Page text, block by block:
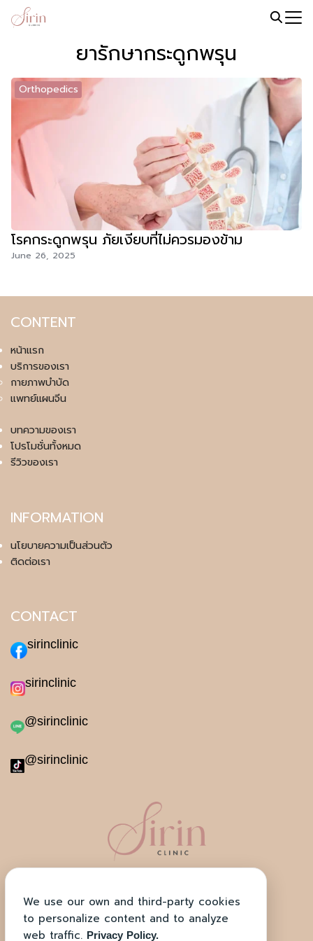
ยารักษากระดูกพรุน
Orthopedics
โรคกระดูกพรุน ภัยเงียบที่ไม่ควรมองข้าม
June 26, 2025
CONTENT
หน้าแรก
บริการของเรา
กายภาพบำบัด
แพทย์แผนจีน
บทความของเรา
โปรโมชั่นทั้งหมด
รีวิวของเรา
INFORMATION
นโยบายความเป็นส่วนตัว
ติดต่อเรา
CONTACT
sirinclinic
sirinclinic
@sirinclinic
@sirinclinic
ถ. สุขาภิบาล​2 ตรงข้าม โรงพยาบาลสิรินธร
เปิดทำการทุกวัน เวลาบริการ 11.00 น. – 20.00 น.
We use our own and third-party cookies
to personalize content and to analyze
web traffic. Privacy Policy.